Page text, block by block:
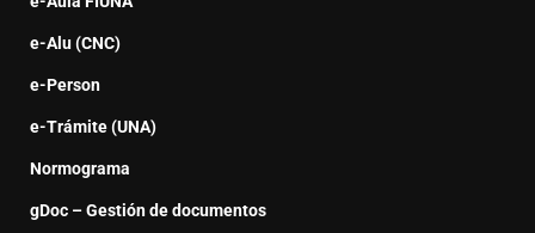
e-Alu (CNC)
e-Person
e-Trámite (UNA)
Normograma
gDoc – Gestión de documentos